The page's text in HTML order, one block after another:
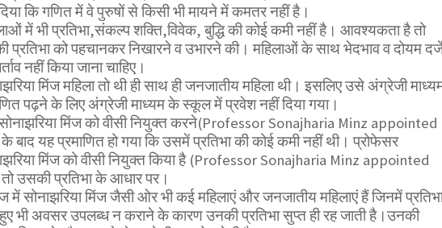
कि गणित में वे पुरुषों से किसी भी मायने में कमतर नहीं है।
में भी प्रतिभा,संकल्प शक्ति,विवेक, बुद्धि की कोई कमी नहीं है। आवश्यकता है तो
प्रतिभा को पहचानकर निखारने व उभारने की। महिलाओं के साथ भेदभाव व दोयम
नहीं किया जाना चाहिए।
मिंज महिला तो थी ही साथ ही जनजातीय महिला थी। इसलिए उसे अंग्रेजी
पढ़ने के लिए अंग्रेजी माध्यम के स्कूल में प्रवेश नहीं दिया गया।
मिंज को वीसी नियुक्त करने(Professor Sonajharia Minz appointed
बाद यह प्रमाणित हो गया कि उसमें प्रतिभा की कोई कमी नहीं थी। प्रोफेसर
मिंज को वीसी नियुक्त किया है (Professor Sonajharia Minz appointed
उसकी प्रतिभा के आधार पर।
में सोनाझरिया मिंज जैसी ओर भी कई महिलाएं और जनजातीय महिलाएं हैं जिनमें
भी अवसर उपलब्ध न कराने के कारण उनकी प्रतिभा सुप्त ही रह जाती है।उनकी